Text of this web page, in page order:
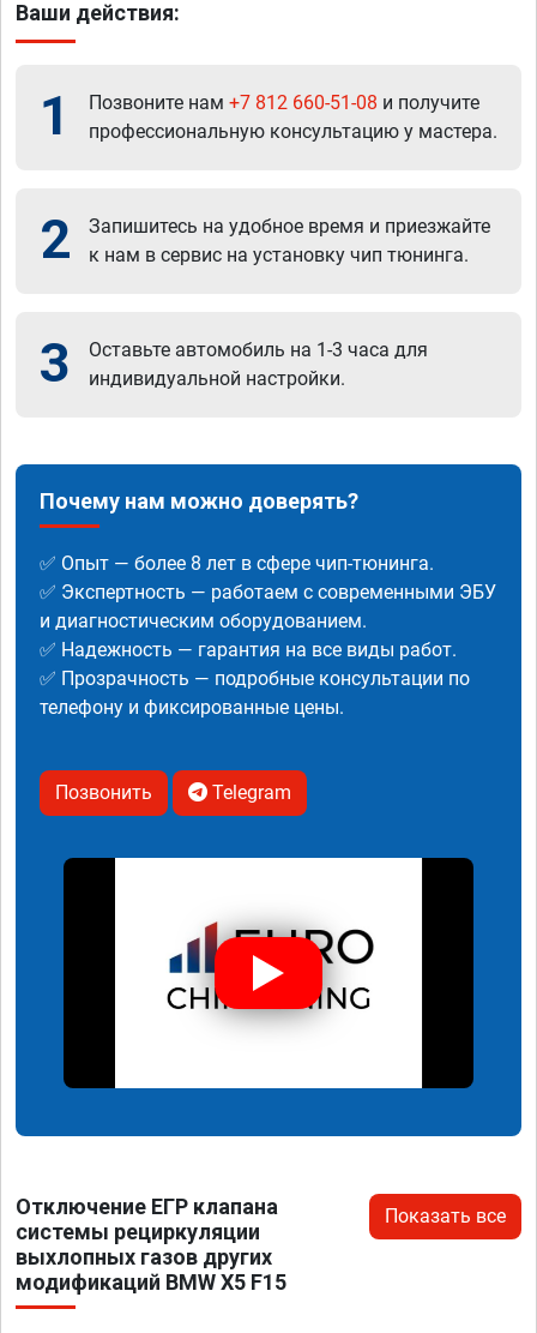
Ваши действия:
1 Позвоните нам +7 812 660-51-08 и получите
профессиональную консультацию у мастера.
2
Запишитесь на удобное время и приезжайте
к нам в сервис на установку чип тюнинга.
3
Оставьте автомобиль на 1-3 часа для
индивидуальной настройки.
Почему нам можно доверять?
✅ Опыт — более 8 лет в сфере чип-тюнинга.
✅ Экспертность — работаем с современными ЭБУ
и диагностическим оборудованием.
✅ Надежность — гарантия на все виды работ.
✅ Прозрачность — подробные консультации по
телефону и фиксированные цены.
Позвонить Telegram
Отключение ЕГР клапана
системы рециркуляции
выхлопных газов других
модификаций BMW X5 F15
Показать все